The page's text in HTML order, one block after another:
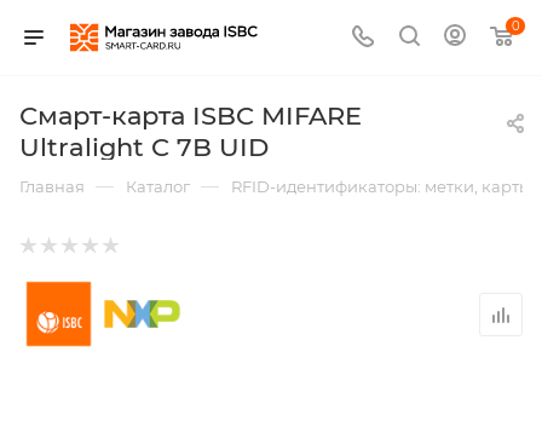
0
Смарт-карта ISBC MIFARE
Ultralight C 7B UID
Главная — Каталог — RFID-идентификаторы: метки,